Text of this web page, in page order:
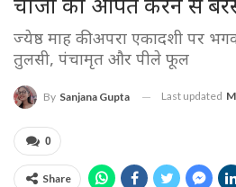
चीजों को अर्पित करने से
ज्येष्ठ माह की अपरा एकादशी पर
तुलसी, पंचामृत और पीले फूल
By Sanjana Gupta Last updated
0
Share